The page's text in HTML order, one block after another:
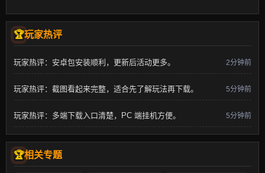
玩家热评
玩家热评：安卓包安装顺利，更新后活动更多。 2分钟前
玩家热评：截图看起来完整，适合先了解玩法再下载。 5分钟前
玩家热评：多端下载入口清楚，PC 端挂机方便。 5分钟前
相关专题